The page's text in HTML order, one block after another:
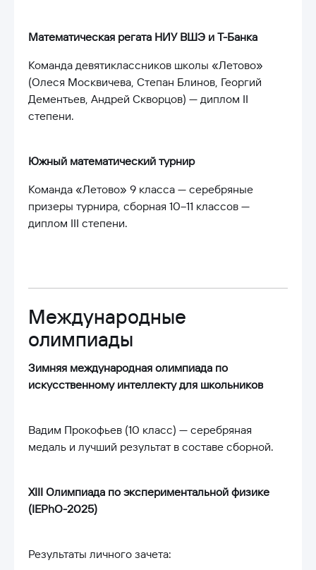
Математическая регата НИУ ВШЭ и Т-Банка
Команда девятиклассников школы «Летово»
(Олеся Москвичева, Степан Блинов, Георгий
Дементьев, Андрей Скворцов) — диплом II
степени.
Южный математический турнир
Команда «Летово» 9 класса — серебряные
призеры турнира, сборная 10–11 классов —
диплом III степени.
Международные
олимпиады
Зимняя международная олимпиада по
искусственному интеллекту для школьников
Вадим Прокофьев (10 класс) — серебряная
медаль и лучший результат в составе сборной.
XIII Олимпиада по экспериментальной физике
(IEPhO-2025)
Результаты личного зачета: